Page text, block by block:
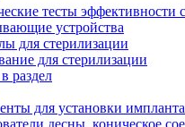
тесты эффективности
устройства
для стерилизации
для стерилизации
раздел
для установки
десны, коническое